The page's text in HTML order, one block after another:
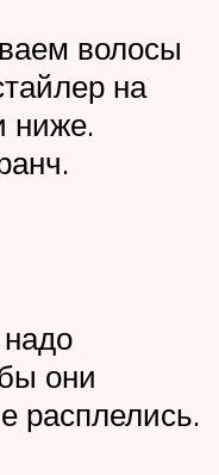
волосы
на
ниже.
они
расплелись.